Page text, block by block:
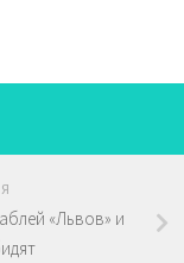
«Львов» и